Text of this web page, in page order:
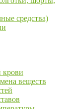
средства)
крови
веществ